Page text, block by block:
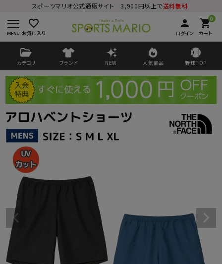
スポーツマリオ公式通販サイト 3,900円以上で送料無料
favorite_border
お気に入り
person
ログイン
0
shopping_cart
カート
カテゴリ ブランド NEW 人気商品 野球TOP
ログイン 会員登録
ようこそ ゲスト 様
商品が見つからない方はこちら